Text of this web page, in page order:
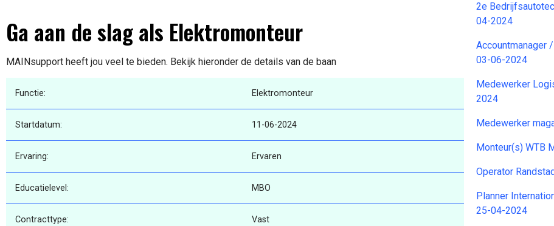
Ga aan de slag als Elektromonteur
MAINsupport heeft jou veel te bieden. Bekijk hieronder de details van de baan
Functie: Elektromonteur
Startdatum: 11-06-2024
Ervaring: Ervaren
Educatielevel: MBO
Contracttype: Vast
2e
04-2024
Accountmanager
03-06-2024
Medewerker
2024
Medewerker
Monteur(s) WTB
Operator
Planner
25-04-2024